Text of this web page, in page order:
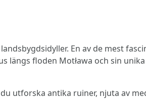
En av de mest
längs floden Motława och sin
utforska antika ruiner, njuta av